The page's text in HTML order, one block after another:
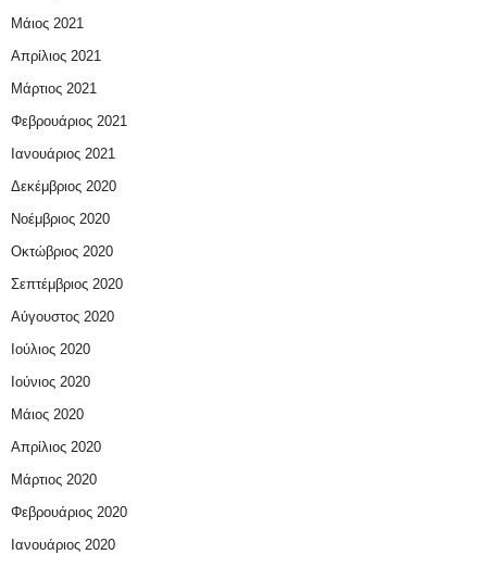
Μάιος 2021
Απρίλιος 2021
Μάρτιος 2021
Φεβρουάριος 2021
Ιανουάριος 2021
Δεκέμβριος 2020
Νοέμβριος 2020
Οκτώβριος 2020
Σεπτέμβριος 2020
Αύγουστος 2020
Ιούλιος 2020
Ιούνιος 2020
Μάιος 2020
Απρίλιος 2020
Μάρτιος 2020
Φεβρουάριος 2020
Ιανουάριος 2020